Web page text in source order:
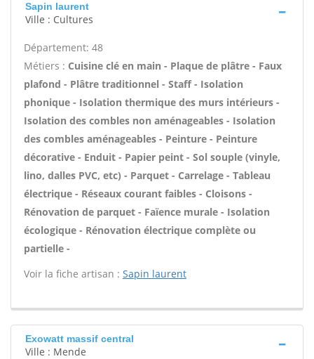
Sapin laurent
Ville : Cultures
Département: 48
Métiers : Cuisine clé en main - Plaque de plâtre - Faux
plafond - Plâtre traditionnel - Staff - Isolation
phonique - Isolation thermique des murs intérieurs -
Isolation des combles non aménageables - Isolation
des combles aménageables - Peinture - Peinture
décorative - Enduit - Papier peint - Sol souple (vinyle,
lino, dalles PVC, etc) - Parquet - Carrelage - Tableau
électrique - Réseaux courant faibles - Cloisons -
Rénovation de parquet - Faïence murale - Isolation
écologique - Rénovation électrique complète ou
partielle -
Voir la fiche artisan : Sapin laurent
Exowatt massif central
Ville : Mende